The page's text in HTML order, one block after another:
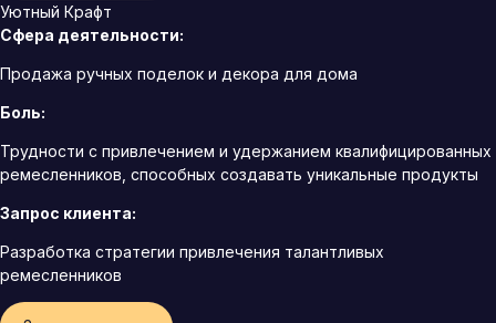
Уютный Крафт
Сфера деятельности:
Продажа ручных поделок и декора для дома
Боль:
Трудности с привлечением и удержанием квалифицированных
ремесленников, способных создавать уникальные продукты
Запрос клиента:
Разработка стратегии привлечения талантливых
ремесленников